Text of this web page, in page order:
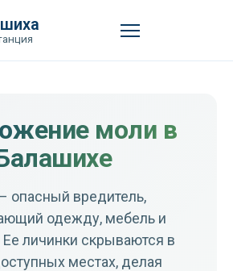
моли в
опасный вредитель,
одежду, мебель и
личинки скрываются в
местах, делая